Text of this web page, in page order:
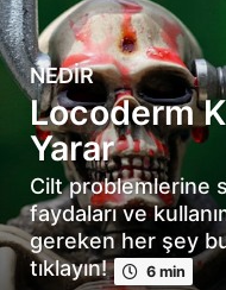
1
y
ı
a
g
o
1
NEDIR
Locoderm
Yarar
Cilt problemlerine
faydaları ve
gereken her şey
tıklayın!
6 min